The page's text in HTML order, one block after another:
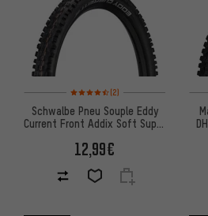
Note moyenne : 4,5 sur 5 d'après 2
(2)
Schwalbe Pneu Souple Eddy
Current Front Addix Soft Super
12,99€